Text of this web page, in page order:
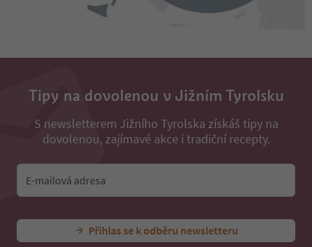
Tipy na dovolenou v Jižním Tyrolsku
S newsletterem Jižního Tyrolska získáš tipy na
dovolenou, zajímavé akce i tradiční recepty.
E-mailová adresa
Přihlas se k odběru newsletteru